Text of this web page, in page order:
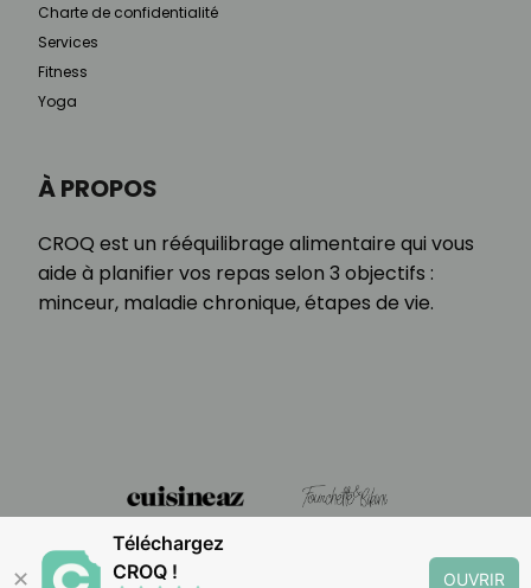
À PROPOS
CROQ est un rééquilibrage alimentaire qui vous
aide à planifier vos repas selon 3 objectifs :
minceur, maladie chronique, étapes de vie.
Charte de confidentialité
Services
Fitness
Yoga
✕
Téléchargez
CROQ !
OUVRIR